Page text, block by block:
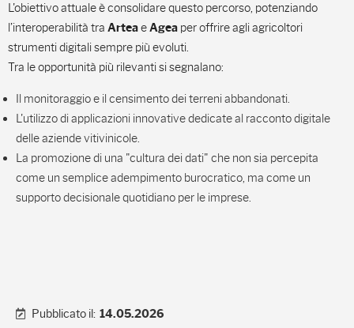
L'obiettivo attuale è consolidare questo percorso, potenziando
l’interoperabilità tra ArteaeAgea per offrire agli agricoltori
strumenti digitali sempre più evoluti.
Tra le opportunità più rilevanti si segnalano:
Il monitoraggio e il censimento dei terreni abbandonati.
L'utilizzo di applicazioni innovative dedicate al racconto digitale
delle aziende vitivinicole.
La promozione di una "cultura dei dati" che non sia percepita
come un semplice adempimento burocratico, ma come un
supporto decisionale quotidiano per le imprese.
Pubblicato il: 14.05.2026